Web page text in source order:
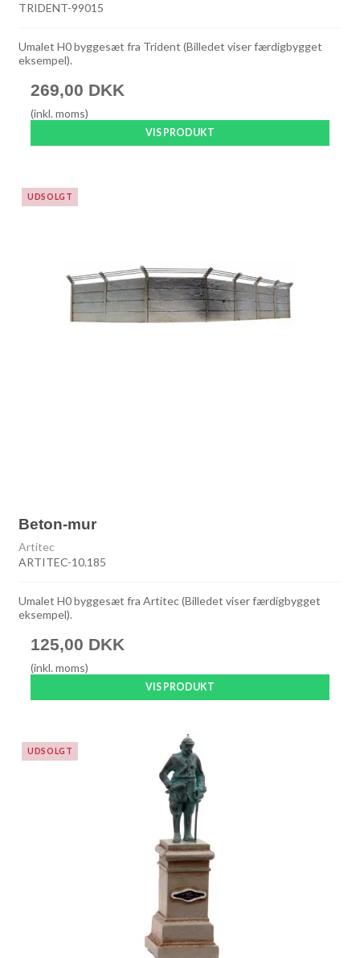
TRIDENT-99015
Umalet H0 byggesæt fra Trident (Billedet viser færdigbygget
eksempel).
269,00 DKK
(inkl. moms)
VIS PRODUKT
UDSOLGT
Beton-mur
Artitec
ARTITEC-10.185
Umalet H0 byggesæt fra Artitec (Billedet viser færdigbygget
eksempel).
125,00 DKK
(inkl. moms)
VIS PRODUKT
UDSOLGT